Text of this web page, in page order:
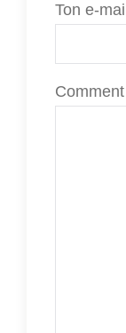
Ton e-mail